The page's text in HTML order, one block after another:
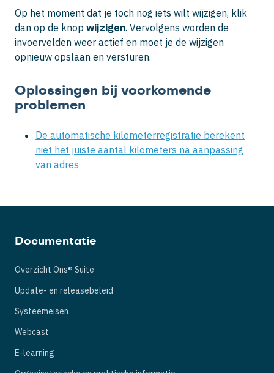
Op het moment dat je toch nog iets wilt wijzigen, klik
dan op de knop wijzigen. Vervolgens worden de
invoervelden weer actief en moet je de wijzigen
opnieuw opslaan en versturen.
Oplossingen bij voorkomende
problemen
De automatische kilometerregistratie berekent
niet het juiste aantal kilometers na aanpassing
van adres
Documentatie
Overzicht Ons® Suite
Update- en releasebeleid
Systeemeisen
Webcast
E-learning